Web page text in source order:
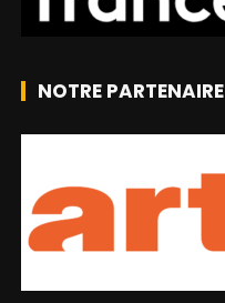
NOTRE PARTENAIRE